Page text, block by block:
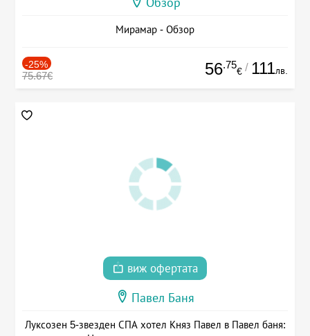
Обзор
Мирамар - Обзор
-25%
75.67€ 56.75
€ / 111лв.
виж офертата
Павел Баня
Луксозен 5-звезден СПА хотел Княз Павел в Павел баня: